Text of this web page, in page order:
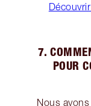
7.
POUR
Nous